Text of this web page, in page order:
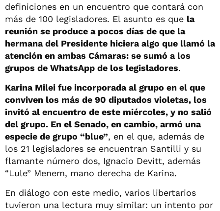
definiciones en un encuentro que contará con
más de 100 legisladores. El asunto es que la
reunión se produce a pocos días de que la
hermana del Presidente hiciera algo que llamó la
atención en ambas Cámaras: se sumó a los
grupos de WhatsApp de los legisladores.
Karina Milei fue incorporada al grupo en el que
conviven los más de 90 diputados violetas, los
invitó al encuentro de este miércoles, y no salió
del grupo. En el Senado, en cambio, armó una
especie de grupo “blue”, en el que, además de
los 21 legisladores se encuentran Santilli y su
flamante número dos, Ignacio Devitt, además
“Lule” Menem, mano derecha de Karina.
En diálogo con este medio, varios libertarios
tuvieron una lectura muy similar: un intento por